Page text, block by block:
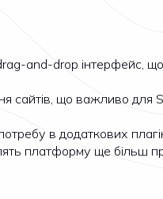
and-drop інтерфейс,
сайтів, що важливо для
в додаткових
платформу ще більш